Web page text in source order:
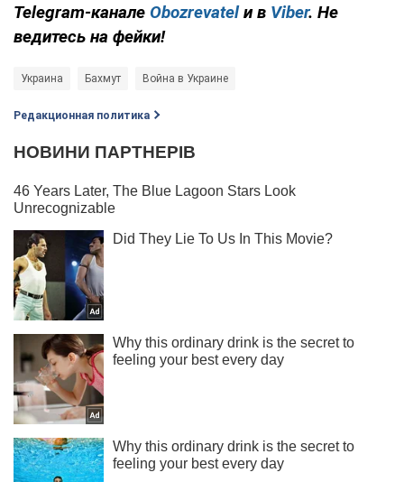
Telegram-канале Obozrevatelи в Viber. Не
ведитесь на фейки!
Украина Бахмут Война в Украине
Редакционная политика